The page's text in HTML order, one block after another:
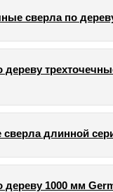
сверла по
дереву
длинной
дереву 1000 мм